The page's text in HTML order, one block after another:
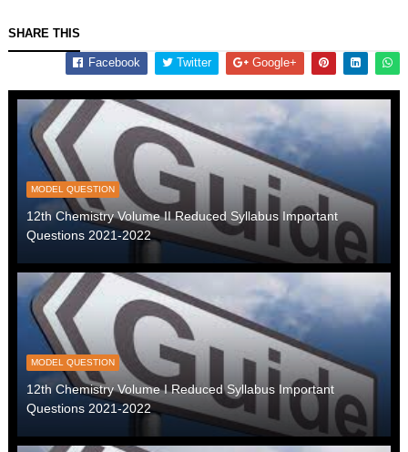
SHARE THIS
Facebook Twitter Google+
MODEL QUESTION
12th Chemistry Volume II Reduced Syllabus Important
Questions 2021-2022
MODEL QUESTION
12th Chemistry Volume I Reduced Syllabus Important
Questions 2021-2022